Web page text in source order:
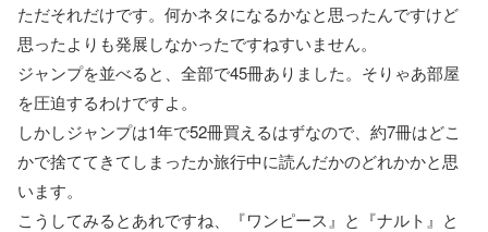
ただそれだけです。何かネタになるかなと思ったんですけど
思ったよりも発展しなかったですねすいません。
ジャンプを並べると、全部で45冊ありました。そりゃあ部屋
を圧迫するわけですよ。
しかしジャンプは1年で52冊買えるはずなので、約7冊はどこ
かで捨ててきてしまったか旅行中に読んだかのどれかかと思
います。
こうしてみるとあれですね、『ワンピース』と『ナルト』と